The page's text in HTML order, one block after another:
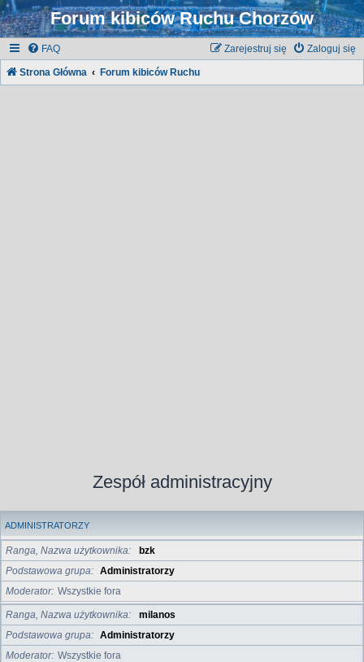
Forum kibiców Ruchu Chorzów
FAQ Zaloguj się
Zarejestruj się
Strona Główna Forum kibiców Ruchu
Zespół administracyjny
ADMINISTRATORZY
Ranga, Nazwa użytkownika
bzk
Podstawowa grupa
Administratorzy
Moderator Wszystkie fora
Ranga, Nazwa użytkownika
milanos
Podstawowa grupa
Administratorzy
Moderator Wszystkie fora